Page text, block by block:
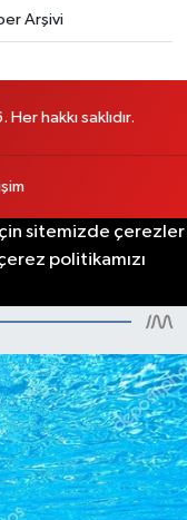
Arşivi
hakkı saklıdır.
sitemizde çerezler
politikamızı